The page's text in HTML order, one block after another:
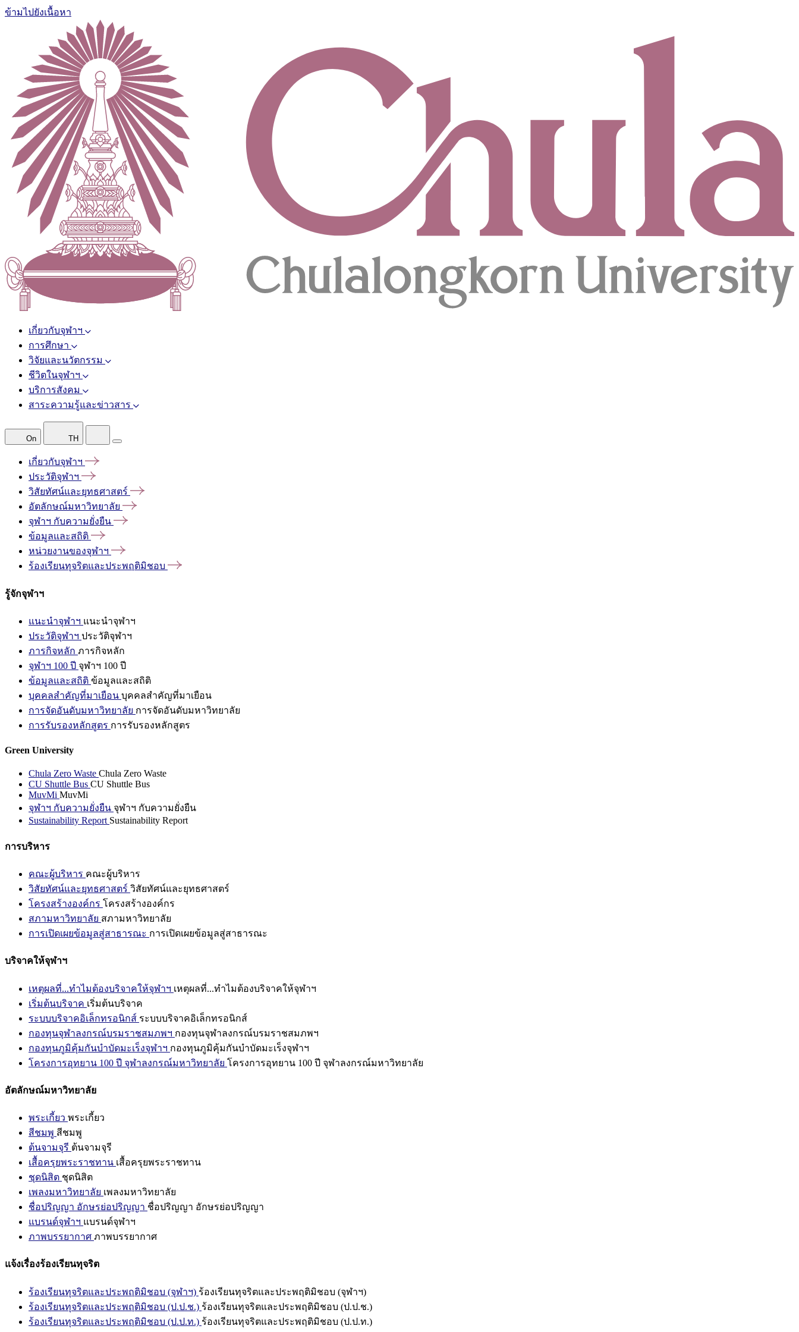
ข้ามไปยังเนื้อหา
เกี่ยวกับจุฬาฯ
การศึกษา
วิจัยและนวัตกรรม
ชีวิตในจุฬาฯ
บริการสังคม
สาระความรู้และข่าวสาร
On TH
เกี่ยวกับจุฬาฯ
ประวัติจุฬาฯ
วิสัยทัศน์และยุทธศาสตร์
อัตลักษณ์มหาวิทยาลัย
จุฬาฯ กับความยั่งยืน
ข้อมูลและสถิติ
หน่วยงานของจุฬาฯ
ร้องเรียนทุจริตและประพฤติมิชอบ
รู้จักจุฬาฯ
แนะนำจุฬาฯ แนะนำจุฬาฯ
ประวัติจุฬาฯ ประวัติจุฬาฯ
ภารกิจหลัก ภารกิจหลัก
จุฬาฯ 100 ปี จุฬาฯ 100 ปี
ข้อมูลและสถิติ ข้อมูลและสถิติ
บุคคลสำคัญที่มาเยือน บุคคลสำคัญที่มาเยือน
การจัดอันดับมหาวิทยาลัย การจัดอันดับมหาวิทยาลัย
การรับรองหลักสูตร การรับรองหลักสูตร
Green University
Chula Zero Waste Chula Zero Waste
CU Shuttle Bus CU Shuttle Bus
MuvMi MuvMi
จุฬาฯ กับความยั่งยืน จุฬาฯ กับความยั่งยืน
Sustainability Report Sustainability Report
การบริหาร
คณะผู้บริหาร คณะผู้บริหาร
วิสัยทัศน์และยุทธศาสตร์ วิสัยทัศน์และยุทธศาสตร์
โครงสร้างองค์กร โครงสร้างองค์กร
สภามหาวิทยาลัย สภามหาวิทยาลัย
การเปิดเผยข้อมูลสู่สาธารณะ การเปิดเผยข้อมูลสู่สาธารณะ
บริจาคให้จุฬาฯ
เหตุผลที่...ทำไมต้องบริจาคให้จุฬาฯ เหตุผลที่...ทำไมต้องบริจาคให้จุฬาฯ
เริ่มต้นบริจาค เริ่มต้นบริจาค
ระบบบริจาคอิเล็กทรอนิกส์ ระบบบริจาคอิเล็กทรอนิกส์
กองทุนจุฬาลงกรณ์บรมราชสมภพฯ กองทุนจุฬาลงกรณ์บรมราชสมภพฯ
กองทุนภูมิคุ้มกันบำบัดมะเร็งจุฬาฯ กองทุนภูมิคุ้มกันบำบัดมะเร็งจุฬาฯ
โครงการอุทยาน 100 ปี จุฬาลงกรณ์มหาวิทยาลัย โครงการอุทยาน 100 ปี จุฬาลงกรณ์มหาวิทยาลัย
อัตลักษณ์มหาวิทยาลัย
พระเกี้ยว พระเกี้ยว
สีชมพู สีชมพู
ต้นจามจุรี ต้นจามจุรี
เสื้อครุยพระราชทาน เสื้อครุยพระราชทาน
ชุดนิสิต ชุดนิสิต
เพลงมหาวิทยาลัย เพลงมหาวิทยาลัย
ชื่อปริญญา อักษรย่อปริญญา ชื่อปริญญา อักษรย่อปริญญา
แบรนด์จุฬาฯ แบรนด์จุฬาฯ
ภาพบรรยากาศ ภาพบรรยากาศ
แจ้งเรื่องร้องเรียนทุจริต
ร้องเรียนทุจริตและประพฤติมิชอบ (จุฬาฯ) ร้องเรียนทุจริตและประพฤติมิชอบ (จุฬาฯ)
ร้องเรียนทุจริตและประพฤติมิชอบ (ป.ป.ช.) ร้องเรียนทุจริตและประพฤติมิชอบ (ป.ป.ช.)
ร้องเรียนทุจริตและประพฤติมิชอบ (ป.ป.ท.) ร้องเรียนทุจริตและประพฤติมิชอบ (ป.ป.ท.)